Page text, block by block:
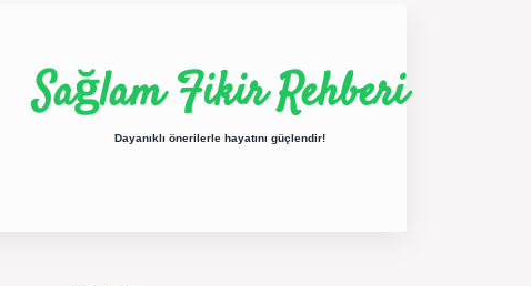
Sağlam Fikir Rehberi
Dayanıklı önerilerle hayatını güçlendir!